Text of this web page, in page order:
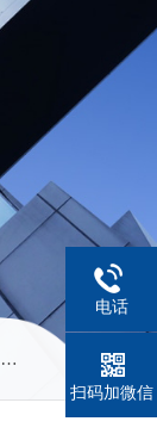
电话
扫码加微信